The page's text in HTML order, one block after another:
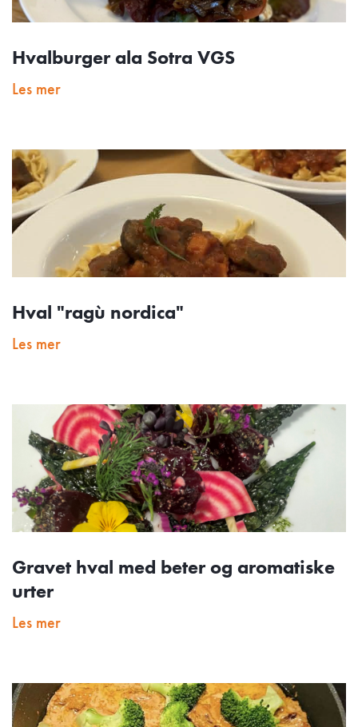
Hvalburger ala Sotra VGS
Les mer
Hval "ragù nordica"
Les mer
Gravet hval med beter og aromatiske
urter
Les mer